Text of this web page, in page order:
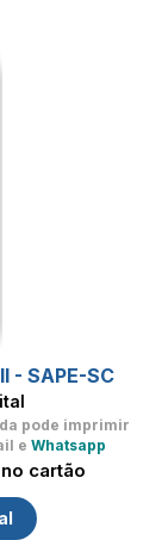
- SAPE-SC
pode imprimir
e Whatsapp
cartão